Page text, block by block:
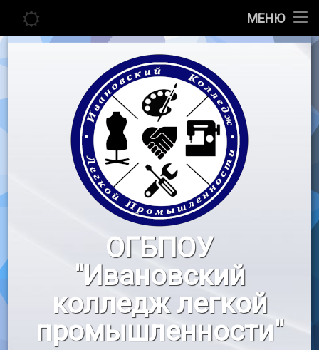
МЕНЮ
Главная
Педагогу
Воспитательная работа
«Профессионалы»
«Профессионалитет»
Перейти
ОГБПОУ
"Ивановский
колледж легкой
промышленности"